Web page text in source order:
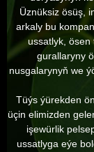
Üznüksiz ösüş,
arkaly bu
ussatlyk, ösen
gurallaryny
nusgalarynyň we
Tüýs ýürekden
üçin elimizden
işewürlik
ussatlyga eýe